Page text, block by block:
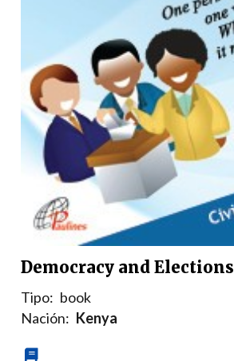
Democracy and Elections
Tipo: book
Nación: Kenya